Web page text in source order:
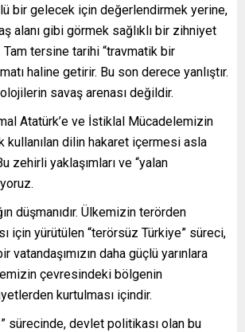
bir gelecek için değerlendirmek yerine,
alanı gibi görmek sağlıklı bir zihniyet
Tam tersine tarihi “travmatik bir
haline getirir. Bu son derece yanlıştır.
savaş arenası değildir.
Atatürk’e ve İstiklal Mücadelemizin
kullanılan dilin hakaret içermesi asla
zehirli yaklaşımları ve “yalan
düşmanıdır. Ülkemizin terörden
için yürütülen “terörsüz Türkiye” süreci,
vatandaşımızın daha güçlü yarınlara
çevresindeki bölgenin
kurtulması içindir.
sürecinde, devlet politikası olan bu